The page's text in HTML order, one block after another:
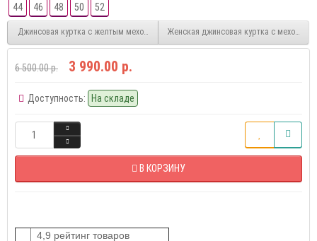
44 46 48 50 52
Джинсовая куртка с желтым мехом SD016-2Женская джинсовая куртка с мехом
6 500.00 р. 3 990.00 р.
Доступность: На складе
В КОРЗИНУ
4,9 рейтинг товаров